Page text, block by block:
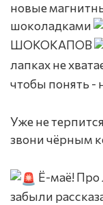
новые
шоколадками
ШОКОКАПОВ
лапках не
чтобы понять -
Уже не
звони чёрным
Ё-маё! Про
забыли